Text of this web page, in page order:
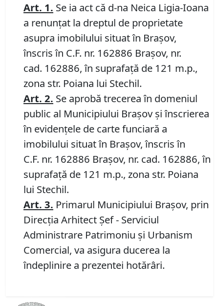
Art. 1. Se ia act că d-na Neica Ligia-Ioana
a renunțat la dreptul de proprietate
asupra imobilului situat în Braşov,
înscris în C.F. nr. 162886 Brașov, nr.
cad. 162886, în suprafață de 121 m.p.,
zona str. Poiana lui Stechil.
Art. 2. Se aprobă trecerea în domeniul
public al Municipiului Braşov şi înscrierea
în evidenţele de carte funciară a
imobilului situat în Braşov, înscris în
C.F. nr. 162886 Brașov, nr. cad. 162886, în
suprafață de 121 m.p., zona str. Poiana
lui Stechil.
Art. 3. Primarul Municipiului Braşov, prin
Direcţia Arhitect Şef - Serviciul
Administrare Patrimoniu şi Urbanism
Comercial, va asigura ducerea la
îndeplinire a prezentei hotărâri.